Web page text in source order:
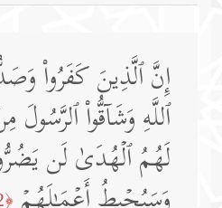
إِنَّ ٱلَّذِینَ كَفَرُوا۟
ٱللَّهِ وَشَاۤقُّوا۟
لَهُمُ ٱلۡهُدَىٰ لَن
﴿32﴾